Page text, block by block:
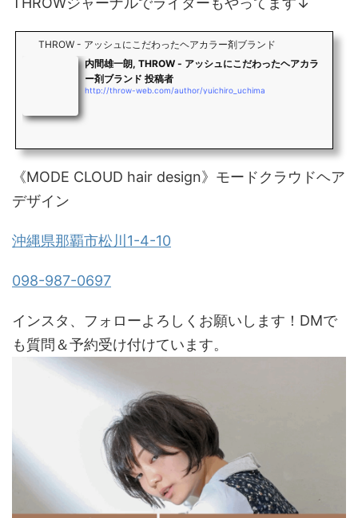
THROW - アッシュにこだわったヘアカラー剤ブランド
内間雄一朗, THROW - アッシュにこだわったヘアカラ
ー剤ブランド 投稿者
http://throw-web.com/author/yuichiro_uchima
《MODE CLOUD hair design》モードクラウドヘア
デザイン
沖縄県那覇市松川1-4-10
098-987-0697
インスタ、フォローよろしくお願いします！DMで
も質問＆予約受け付けています。